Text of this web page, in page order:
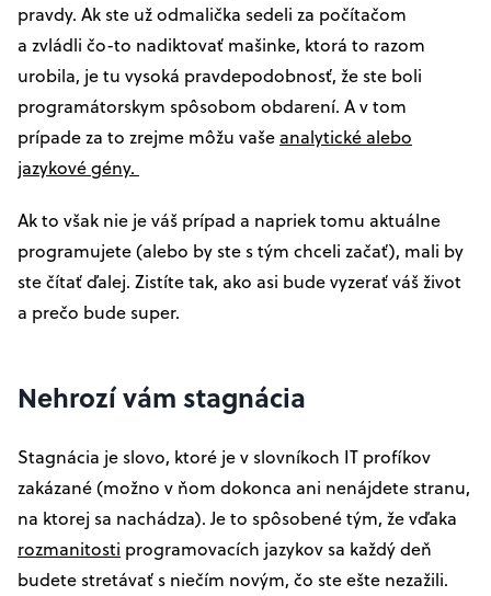
pravdy. Ak ste už odmalička sedeli za počítačom
a zvládli čo-to nadiktovať mašinke, ktorá to razom
urobila, je tu vysoká pravdepodobnosť, že ste boli
programátorskym spôsobom obdarení. A v tom
prípade za to zrejme môžu vaše analytické alebo
jazykové gény.
Ak to však nie je váš prípad a napriek tomu aktuálne
programujete (alebo by ste s tým chceli začať), mali by
ste čítať ďalej. Zistíte tak, ako asi bude vyzerať váš život
a prečo bude super.
Nehrozí vám stagnácia
Stagnácia je slovo, ktoré je v slovníkoch IT profíkov
zakázané (možno v ňom dokonca ani nenájdete stranu,
na ktorej sa nachádza). Je to spôsobené tým, že vďaka
rozmanitosti programovacích jazykov sa každý deň
budete stretávať s niečím novým, čo ste ešte nezažili.